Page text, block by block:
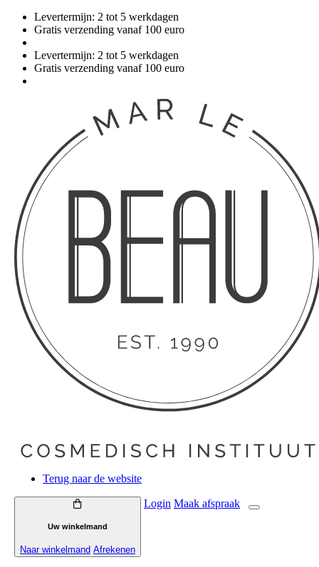
Levertermijn: 2 tot 5 werkdagen
Gratis verzending vanaf 100 euro
Levertermijn: 2 tot 5 werkdagen
Gratis verzending vanaf 100 euro
Terug naar de website
Uw winkelmand
Naar winkelmand Afrekenen
Login Maak afspraak